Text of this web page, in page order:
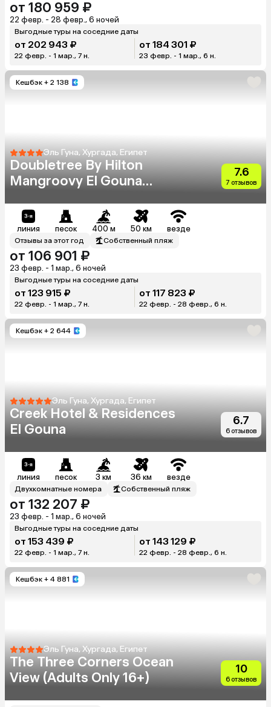
от 180 959 ₽
22 февр. - 28 февр., 6 ночей
Выгодные туры на соседние даты
от 202 943 ₽
22 февр. - 1 мар., 7 н.
от 184 301 ₽
23 февр. - 1 мар., 6 н.
Кешбэк + 2 138
Эль Гуна, Хургада, Египет
Doubletree By Hilton
Mangroovy El Gouna
7.6
7 отзывов
линия песок 400 м 50 км везде
Отзывы за этот год Собственный пляж
от 106 901 ₽
23 февр. - 1 мар., 6 ночей
Выгодные туры на соседние даты
от 123 915 ₽
22 февр. - 1 мар., 7 н.
от 117 823 ₽
22 февр. - 28 февр., 6 н.
Кешбэк + 2 644
Эль Гуна, Хургада, Египет
Creek Hotel & Residences
El Gouna
6.7
6 отзывов
линия песок 3 км 36 км везде
Двухкомнатные номера Собственный пляж
от 132 207 ₽
23 февр. - 1 мар., 6 ночей
Выгодные туры на соседние даты
от 153 439 ₽
22 февр. - 1 мар., 7 н.
от 143 129 ₽
22 февр. - 28 февр., 6 н.
Кешбэк + 4 881
Эль Гуна, Хургада, Египет
The Three Corners Ocean
View (Adults Only 16+)
10
6 отзывов